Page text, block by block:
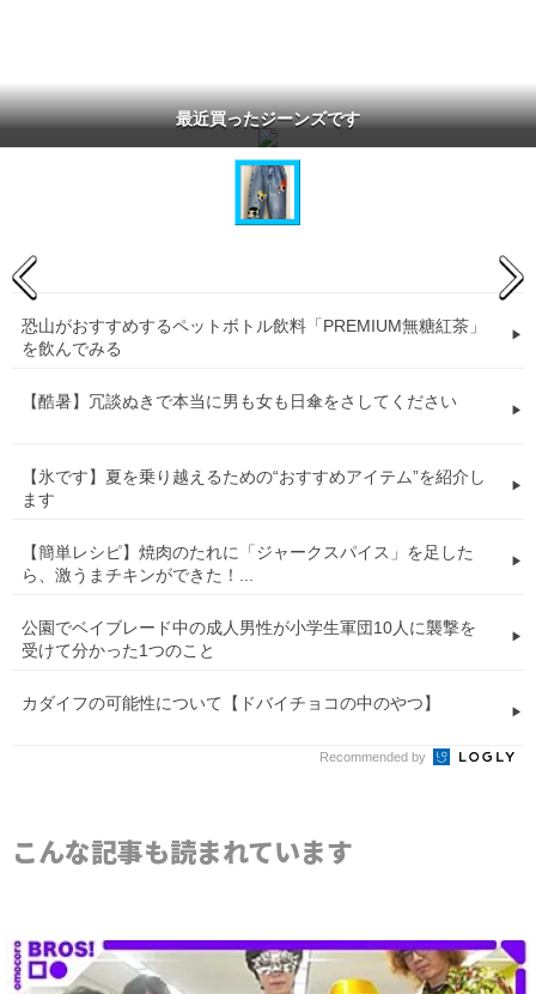
最近買ったジーンズです
恐山がおすすめするペットボトル飲料「PREMIUM無糖紅茶」
を飲んでみる
【酷暑】冗談ぬきで本当に男も女も日傘をさしてください
【氷です】夏を乗り越えるための“おすすめアイテム”を紹介し
ます
【簡単レシピ】焼肉のたれに「ジャークスパイス」を足した
ら、激うまチキンができた！...
公園でベイブレード中の成人男性が小学生軍団10人に襲撃を
受けて分かった1つのこと
カダイフの可能性について【ドバイチョコの中のやつ】
Recommended by
こんな記事も読まれています